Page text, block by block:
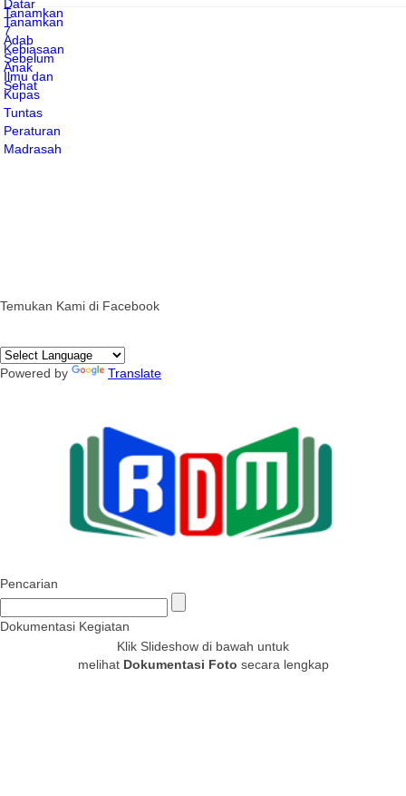
Temukan Kami di Facebook
Powered by Translate
Pencarian
Dokumentasi Kegiatan
Klik Slideshow di bawah untuk
melihat Dokumentasi Foto secara lengkap